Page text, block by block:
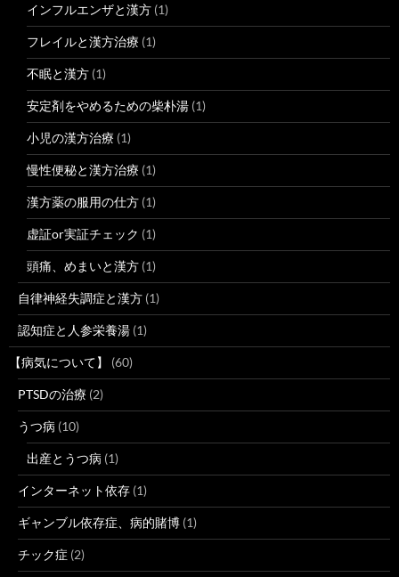
インフルエンザと漢方 (1)
フレイルと漢方治療 (1)
不眠と漢方 (1)
安定剤をやめるための柴朴湯 (1)
小児の漢方治療 (1)
慢性便秘と漢方治療 (1)
漢方薬の服用の仕方 (1)
虚証or実証チェック (1)
頭痛、めまいと漢方 (1)
自律神経失調症と漢方 (1)
認知症と人参栄養湯 (1)
【病気について】 (60)
PTSDの治療 (2)
うつ病 (10)
出産とうつ病 (1)
インターネット依存 (1)
ギャンブル依存症、病的賭博 (1)
チック症 (2)